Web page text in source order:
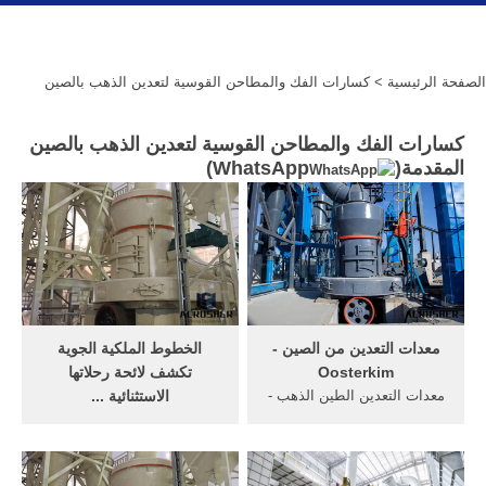
الصفحة الرئيسية > كسارات الفك والمطاحن القوسية لتعدين الذهب بالصين
كسارات الفك والمطاحن القوسية لتعدين الذهب بالصين
المقدمة(
WhatsApp
)
الخطوط الملكية الجوية
تكشف لائحة رحلاتها
الاستثنائية ...
مفتوحة في وجه المغاربة
معدات التعدين من الصين -
Oosterkim
معدات التعدين الطين الذهب -
فاصل الذهب